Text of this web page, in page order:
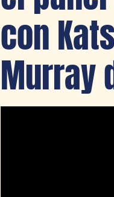
con
Murray